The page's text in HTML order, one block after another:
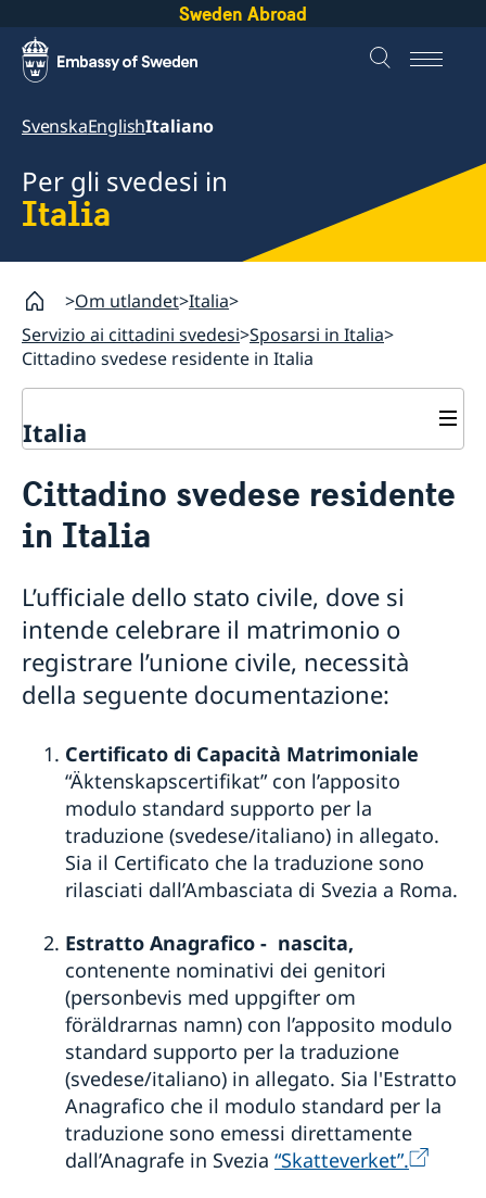
Sweden Abroad
SvenskaEnglishItaliano
Per gli svedesi in
Italia
Om utlandet Italia
Servizio ai cittadini svedesi Sposarsi in Italia
Cittadino svedese residente in Italia
Italia
Situazione d'emergenza
Perdita del passaporto/carta d'identità
Richiedere un passaporto o carta d'identità
Informazioni generali sui passaporti
Checklist per maggiorenni
Checklist per minorenni
Richiedere un passaporto provvisorio
Richiedere un passaporto o carta d’identità presso la
Polizia in Svezia
“Samordningsnummer”
Cittadinanza svedese
Sposarsi in Italia
Cittadino svedese residente in Svezia
Cittadino svedese residente in Italia
Cittadino svedese residente in un terzo paese
Certificato di esistenza in vita e Pensione
Diritti Consolari
Cittadino svedese residente
in Italia
L’ufficiale dello stato civile, dove si
intende celebrare il matrimonio o
registrare l’unione civile, necessità
della seguente documentazione:
Certificato di Capacità Matrimoniale
“Äktenskapscertifikat” con l’apposito
modulo standard supporto per la
traduzione (svedese/italiano) in allegato.
Sia il Certificato che la traduzione sono
rilasciati dall’Ambasciata di Svezia a Roma.
Estratto Anagrafico - nascita,
contenente nominativi dei genitori
(personbevis med uppgifter om
föräldrarnas namn) con l’apposito modulo
standard supporto per la traduzione
(svedese/italiano) in allegato. Sia l'Estratto
Anagrafico che il modulo standard per la
traduzione sono emessi direttamente
dall’Anagrafe in Svezia “Skatteverket”.